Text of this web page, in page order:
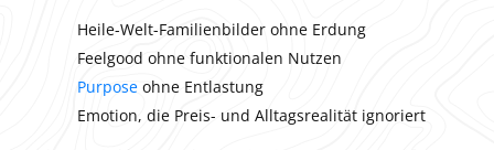
Heile-Welt-Familienbilder ohne Erdung
Feelgood ohne funktionalen Nutzen
Purpose ohne Entlastung
Emotion, die Preis- und Alltagsrealität ignoriert